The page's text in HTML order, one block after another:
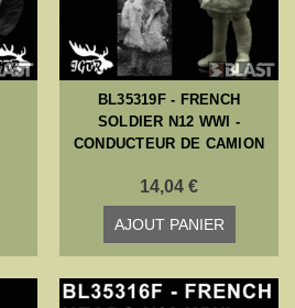
BL35319F - FRENCH
SOLDIER N12 WWI -
CONDUCTEUR DE CAMION
14,04 €
AJOUT PANIER